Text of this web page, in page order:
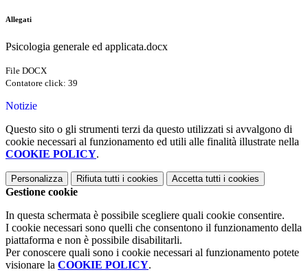
Allegati
Psicologia generale ed applicata.docx
File DOCX
Contatore click: 39
Notizie
Questo sito o gli strumenti terzi da questo utilizzati si avvalgono di
cookie necessari al funzionamento ed utili alle finalità illustrate nella
COOKIE POLICY.
Personalizza Rifiuta tutti i cookies Accetta tutti i cookies
Gestione cookie
In questa schermata è possibile scegliere quali cookie consentire.
I cookie necessari sono quelli che consentono il funzionamento della
piattaforma e non è possibile disabilitarli.
Per conoscere quali sono i cookie necessari al funzionamento potete
visionare la COOKIE POLICY.